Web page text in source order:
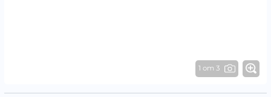
1 от 3